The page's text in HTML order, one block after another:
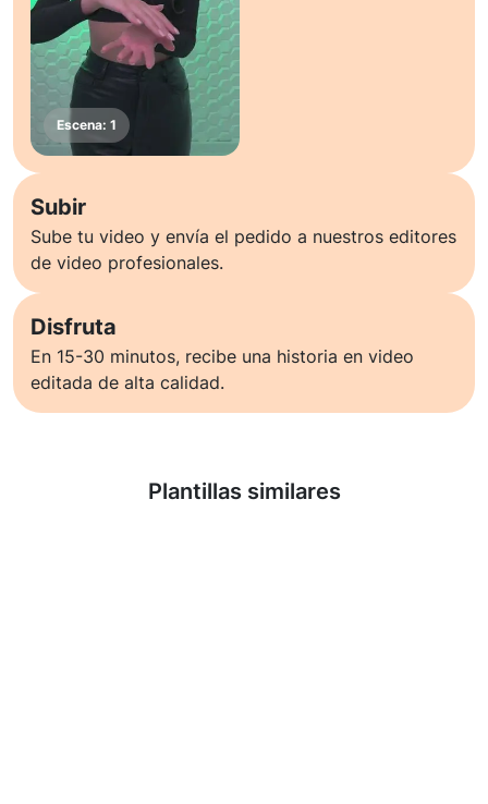
Subir
Sube tu video y envía el pedido a nuestros editores
de video profesionales.
Disfruta
En 15-30 minutos, recibe una historia en video
editada de alta calidad.
Plantillas similares
Saber más